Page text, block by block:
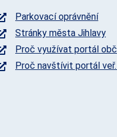
Parkovací oprávnění
Stránky města Jihlavy
Proč využívat portál
Proč navštívit portál